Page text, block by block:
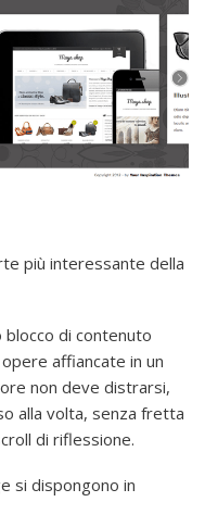
più interessante della
blocco di contenuto
affiancate in un
non deve distrarsi,
alla volta, senza fretta
di riflessione.
si dispongono in